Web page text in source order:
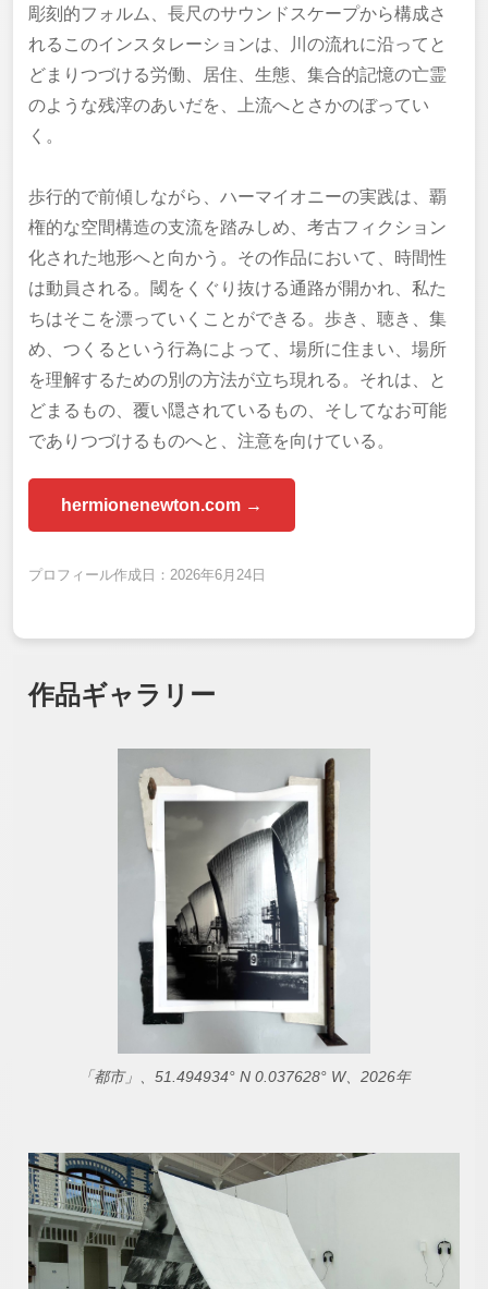
彫刻的フォルム、長尺のサウンドスケープから構成さ
れるこのインスタレーションは、川の流れに沿ってと
どまりつづける労働、居住、生態、集合的記憶の亡霊
のような残滓のあいだを、上流へとさかのぼってい
く。
歩行的で前傾しながら、ハーマイオニーの実践は、覇
権的な空間構造の支流を踏みしめ、考古フィクション
化された地形へと向かう。その作品において、時間性
は動員される。閾をくぐり抜ける通路が開かれ、私た
ちはそこを漂っていくことができる。歩き、聴き、集
め、つくるという行為によって、場所に住まい、場所
を理解するための別の方法が立ち現れる。それは、と
どまるもの、覆い隠されているもの、そしてなお可能
でありつづけるものへと、注意を向けている。
hermionenewton.com →
プロフィール作成日：2026年6月24日
作品ギャラリー
「都市」、51.494934° N 0.037628° W、2026年